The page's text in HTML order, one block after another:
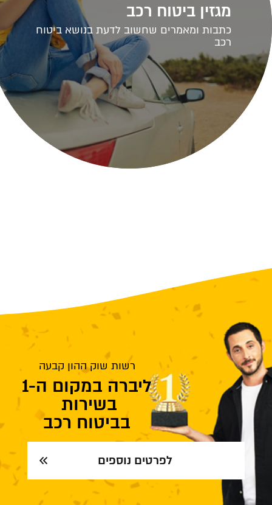
מגזין ביטוח רכב
כתבות ומאמרים שחשוב לדעת בנושא ביטוח
רכב
רשות שוק ההון קבעה
ליברה במקום ה-1
בשירות
בביטוח רכב
לפרטים נוספים